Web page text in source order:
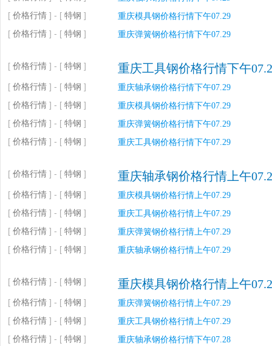
[ 价格行情 ] - [ 特钢 ] 重庆模具钢价格行情下午07.29
[ 价格行情 ] - [ 特钢 ] 重庆弹簧钢价格行情下午07.29
[ 价格行情 ] - [ 特钢 ] 重庆工具钢价格行情下午
[ 价格行情 ] - [ 特钢 ] 重庆轴承钢价格行情下午07.29
[ 价格行情 ] - [ 特钢 ] 重庆模具钢价格行情下午07.29
[ 价格行情 ] - [ 特钢 ] 重庆弹簧钢价格行情下午07.29
[ 价格行情 ] - [ 特钢 ] 重庆工具钢价格行情下午07.29
[ 价格行情 ] - [ 特钢 ] 重庆轴承钢价格行情上午
[ 价格行情 ] - [ 特钢 ] 重庆模具钢价格行情上午07.29
[ 价格行情 ] - [ 特钢 ] 重庆工具钢价格行情上午07.29
[ 价格行情 ] - [ 特钢 ] 重庆弹簧钢价格行情上午07.29
[ 价格行情 ] - [ 特钢 ] 重庆轴承钢价格行情上午07.29
[ 价格行情 ] - [ 特钢 ] 重庆模具钢价格行情上午
[ 价格行情 ] - [ 特钢 ] 重庆弹簧钢价格行情上午07.29
[ 价格行情 ] - [ 特钢 ] 重庆工具钢价格行情上午07.29
[ 价格行情 ] - [ 特钢 ] 重庆轴承钢价格行情下午07.28